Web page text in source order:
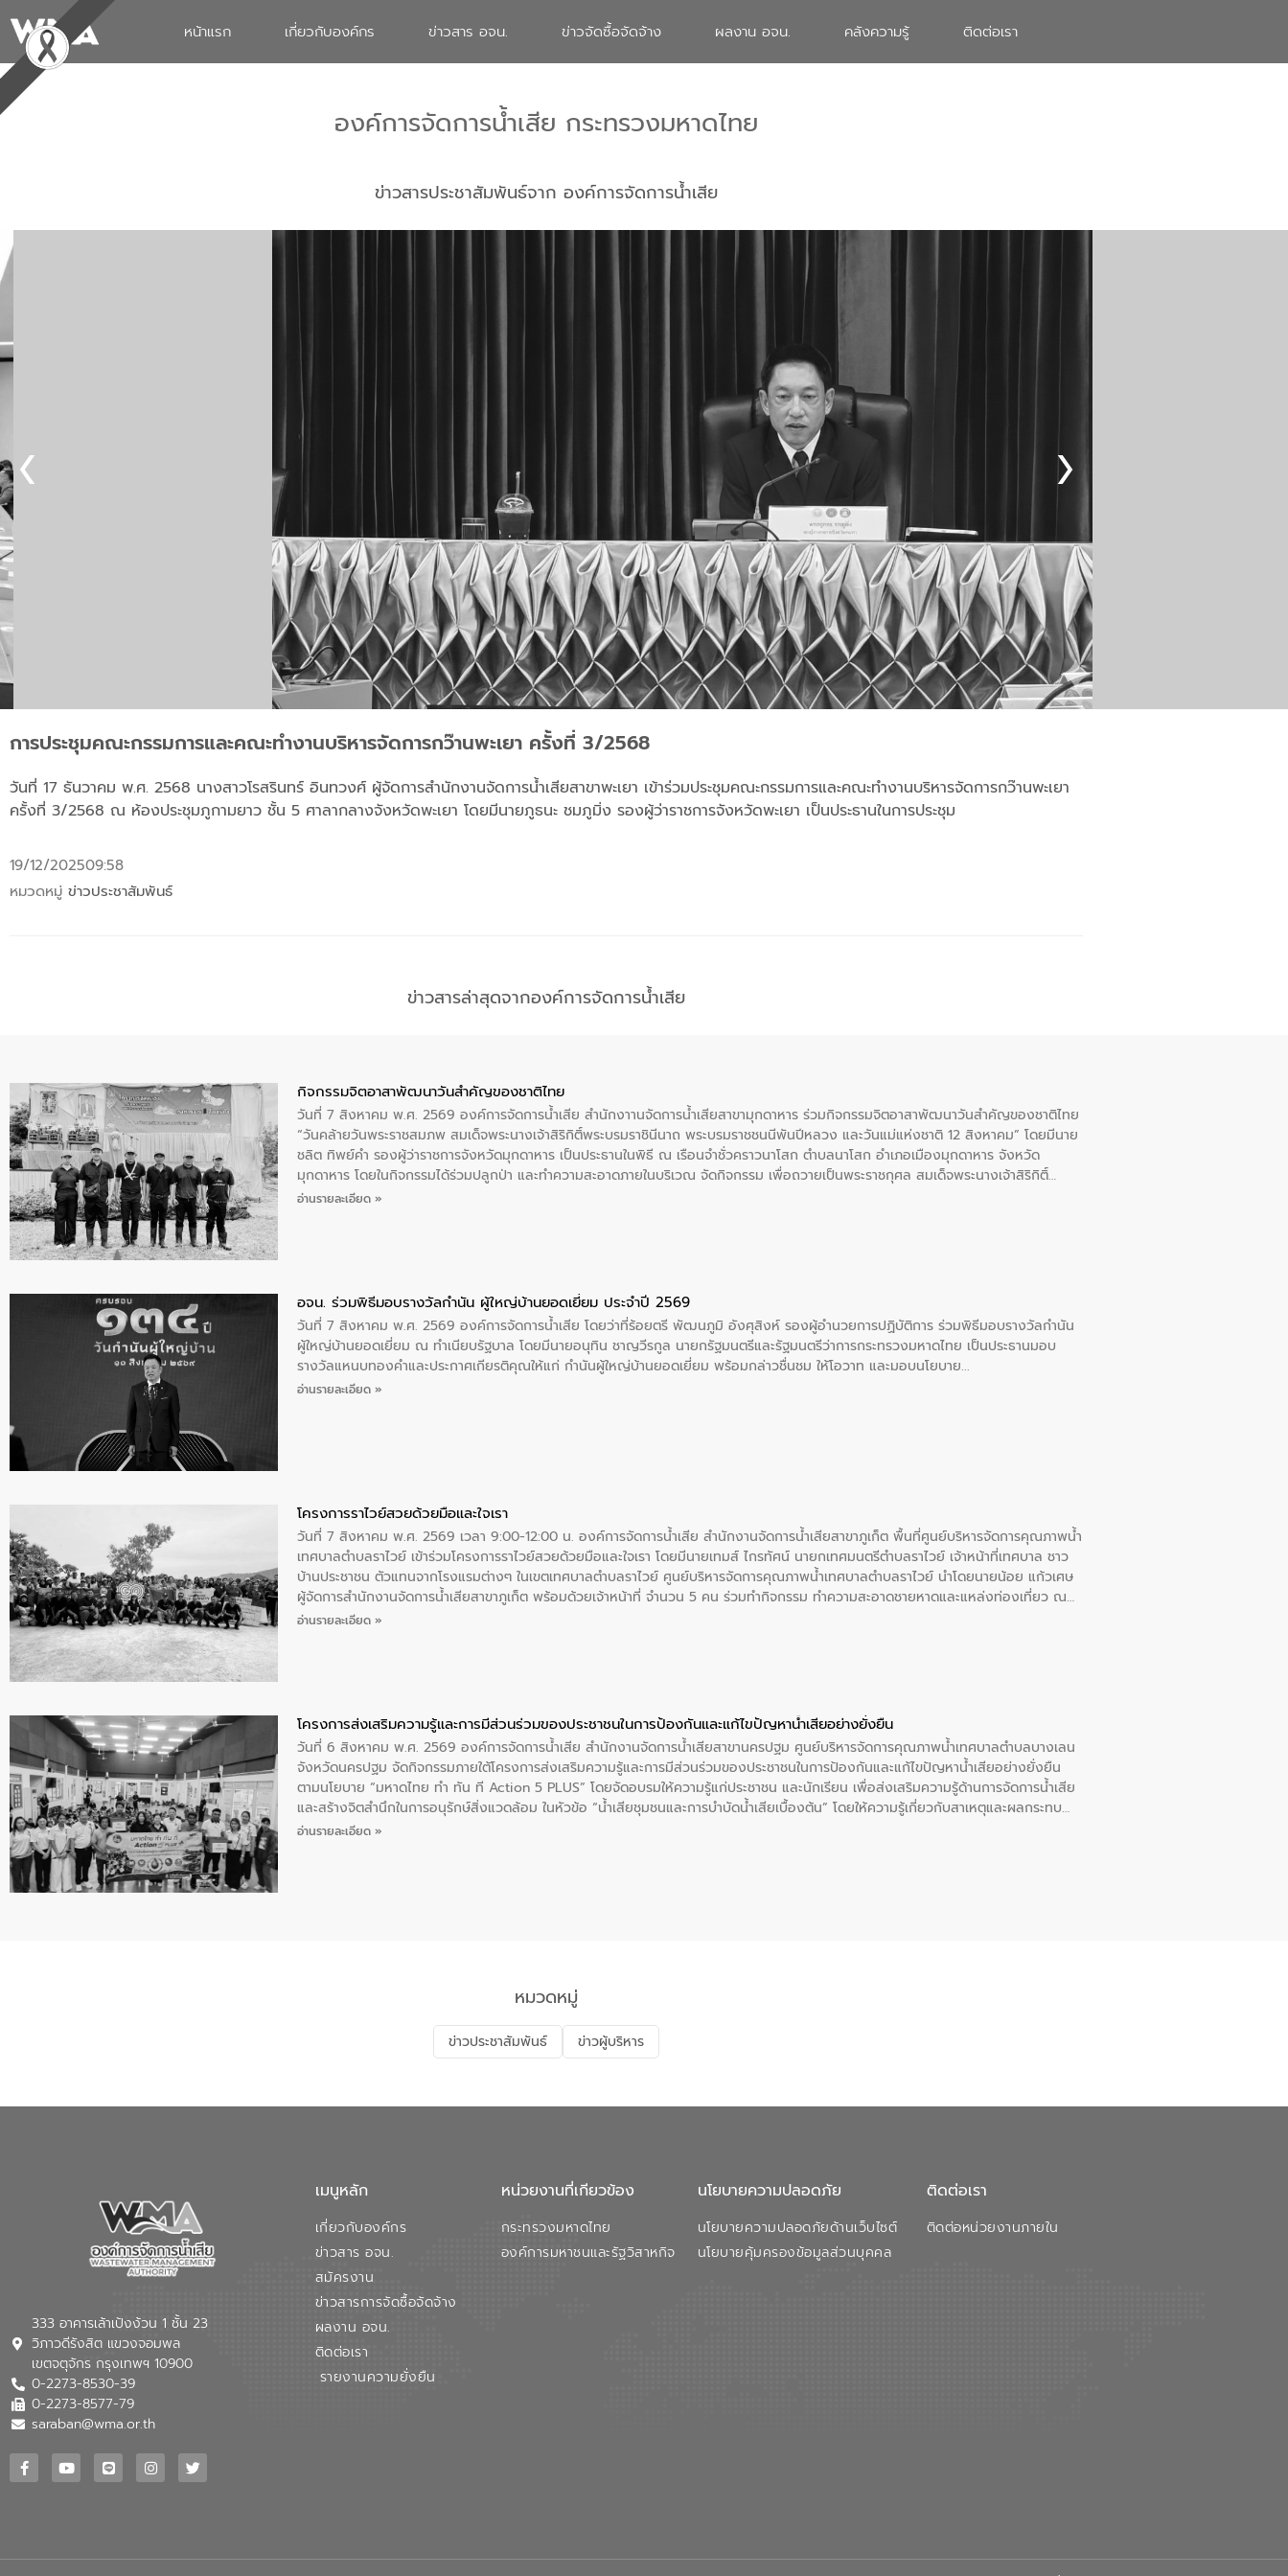
หน้าแรก เกี่ยวกับองค์กร ข่าวสาร อจน. ข่าวจัดซื้อจัดจ้าง ผลงาน อจน. คลังความรู้ ติดต่อเรา
องค์การจัดการน้ำเสีย กระทรวงมหาดไทย
ข่าวสารประชาสัมพันธ์จาก องค์การจัดการน้ำเสีย
การประชุมคณะกรรมการและคณะทำงานบริหารจัดการกว๊านพะเยา ครั้งที่ 3/2568
วันที่ 17 ธันวาคม พ.ศ. 2568 นางสาวโรสรินทร์ อินทวงศ์ ผู้จัดการสำนักงานจัดการน้ำเสียสาขาพะเยา เข้าร่วมประชุมคณะกรรมการและคณะทำงานบริหารจัดการกว๊านพะเยา
ครั้งที่ 3/2568 ณ ห้องประชุมภูกามยาว ชั้น 5 ศาลากลางจังหวัดพะเยา โดยมีนายภูธนะ ชมภูมิ่ง รองผู้ว่าราชการจังหวัดพะเยา เป็นประธานในการประชุม
19/12/202509:58
หมวดหมู่ ข่าวประชาสัมพันธ์
ข่าวสารล่าสุดจากองค์การจัดการน้ำเสีย
กิจกรรมจิตอาสาพัฒนาวันสําคัญของชาติไทย
วันที่ 7 สิงหาคม พ.ศ. 2569 องค์การจัดการน้ำเสีย สำนักงาานจัดการน้ำเสียสาขามุกดาหาร ร่วมกิจกรรมจิตอาสาพัฒนาวันสําคัญของชาติไทย
“วันคล้ายวันพระราชสมภพ สมเด็จพระนางเจ้าสิริกิติ์พระบรมราชินีนาถ พระบรมราชชนนีพันปีหลวง และวันแม่แห่งชาติ 12 สิงหาคม” โดยมีนาย
ชลิต ทิพย์คำ รองผู้ว่าราชการจังหวัดมุกดาหาร เป็นประธานในพิธี ณ เรือนจําชั่วคราวนาโสก ตําบลนาโสก อําเภอเมืองมุกดาหาร จังหวัด
มุกดาหาร โดยในกิจกรรมได้ร่วมปลูกป่า และทําความสะอาดภายในบริเวณ จัดกิจกรรม เพื่อถวายเป็นพระราชกุศล สมเด็จพระนางเจ้าสิริกิติ์
พระบรมราชินีนาถ พระบรมราชชนนีพันปีหลวง พร้อมถวายสัจปฏิญาณ ทำความดีด้วยหัวใจ
อ่านรายละเอียด »
อจน. ร่วมพิธีมอบรางวัลกำนัน ผู้ใหญ่บ้านยอดเยี่ยม ประจำปี 2569
วันที่ 7 สิงหาคม พ.ศ. 2569 องค์การจัดการน้ำเสีย โดยว่าที่ร้อยตรี พัฒนภูมิ อังศุสิงห์ รองผู้อำนวยการปฏิบัติการ ร่วมพิธีมอบรางวัลกำนัน
ผู้ใหญ่บ้านยอดเยี่ยม ณ ทำเนียบรัฐบาล โดยมีนายอนุทิน ชาญวีรกูล นายกรัฐมนตรีและรัฐมนตรีว่าการกระทรวงมหาดไทย เป็นประธานมอบ
รางวัลแหนบทองคำและประกาศเกียรติคุณให้แก่ กำนันผู้ใหญ่บ้านยอดเยี่ยม พร้อมกล่าวชื่นชม ให้โอวาท และมอบนโยบาย
อ่านรายละเอียด »
โครงการราไวย์สวยด้วยมือและใจเรา
วันที่ 7 สิงหาคม พ.ศ. 2569 เวลา 9:00-12:00 น. องค์การจัดการน้ำเสีย สำนักงานจัดการน้ำเสียสาขาภูเก็ต พื้นที่ศูนย์บริหารจัดการคุณภาพน้ำ
เทศบาลตำบลราไวย์ เข้าร่วมโครงการราไวย์สวยด้วยมือและใจเรา โดยมีนายเทมส์ ไกรทัศน์ นายกเทศมนตรีตำบลราไวย์ เจ้าหน้าที่เทศบาล ชาว
บ้านประชาชน ตัวแทนจากโรงแรมต่างๆ ในเขตเทศบาลตำบลราไวย์ ศูนย์บริหารจัดการคุณภาพน้ำเทศบาลตำบลราไวย์ นำโดยนายน้อย แก้วเศษ
ผู้จัดการสำนักงานจัดการน้ำเสียสาขาภูเก็ต พร้อมด้วยเจ้าหน้าที่ จำนวน 5 คน ร่วมทำกิจกรรม ทำความสะอาดชายหาดและแหล่งท่องเที่ยว ณ
บริเวณแหลมพรหมเทพ หมู่ที่ 6 ตำบลราไวย์ อำเภอเมือง จังหวัดภูเก็ต
อ่านรายละเอียด »
โครงการส่งเสริมความรู้และการมีส่วนร่วมของประชาชนในการป้องกันและแก้ไขปัญหาน้ำเสียอย่างยั่งยืน
วันที่ 6 สิงหาคม พ.ศ. 2569 องค์การจัดการน้ำเสีย สำนักงานจัดการน้ำเสียสาขานครปฐม ศูนย์บริหารจัดการคุณภาพน้ำเทศบาลตำบลบางเลน
จังหวัดนครปฐม จัดกิจกรรมภายใต้โครงการส่งเสริมความรู้และการมีส่วนร่วมของประชาชนในการป้องกันและแก้ไขปัญหาน้ำเสียอย่างยั่งยืน
ตามนโยบาย “มหาดไทย ทำ ทัน ที Action 5 PLUS” โดยจัดอบรมให้ความรู้แก่ประชาชน และนักเรียน เพื่อส่งเสริมความรู้ด้านการจัดการน้ำเสีย
และสร้างจิตสำนึกในการอนุรักษ์สิ่งแวดล้อม ในหัวข้อ “น้ำเสียชุมชนและการบำบัดน้ำเสียเบื้องต้น” โดยให้ความรู้เกี่ยวกับสาเหตุและผลกระทบ
ของน้ำเสีย แนวทางการลดการเกิดน้ำเสียจากแหล่งกำเนิด การบำบัดน้ำเสียเบื้องต้นในครัวเรือน ณ เทศบาลตำบลบางเลน จังหวัดนครปฐม
อ่านรายละเอียด »
หมวดหมู่
ข่าวประชาสัมพันธ์ ข่าวผู้บริหาร
333 อาคารเล้าเป้งง้วน 1 ชั้น 23
วิภาวดีรังสิต แขวงจอมพล
เขตจตุจักร กรุงเทพฯ 10900
0-2273-8530-39
0-2273-8577-79
saraban@wma.or.th
เมนูหลัก
เกี่ยวกับองค์กร
ข่าวสาร อจน.
สมัครงาน
ข่าวสารการจัดซื้อจัดจ้าง
ผลงาน อจน.
ติดต่อเรา
รายงานความยั่งยืน
หน่วยงานที่เกียวข้อง
กระทรวงมหาดไทย
องค์การมหาชนและรัฐวิสาหกิจ
นโยบายความปลอดภัย
นโยบายความปลอดภัยด้านเว็บไซต์
นโยบายคุ้มครองข้อมูลส่วนบุคคล
ติดต่อเรา
ติดต่อหน่วยงานภายใน